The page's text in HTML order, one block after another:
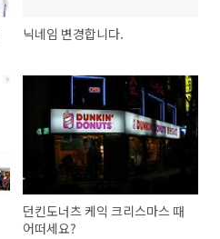
닉네임 변경합니다.
던킨도너츠 케익 크리스마스 때
어떠세요?